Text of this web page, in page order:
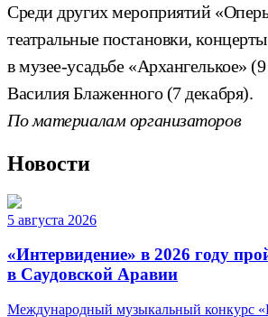
Среди других мероприятий
театральные постановки,
в музее-усадьбе «Архангелькое»
Василия Блаженного (7 декабря).
По материалам организаторов
Новости
5 августа 2026
«Интервидение» в 2026 году
в Саудовской Аравии
Международный музыкальный конкурс